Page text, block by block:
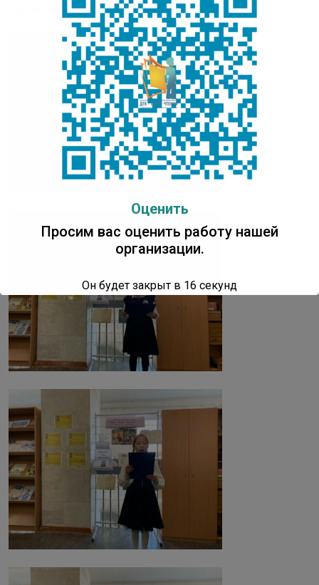
сертификаты.
Оценить
Просим вас оценить работу нашей
организации.
Он будет закрыт в 15 секунд